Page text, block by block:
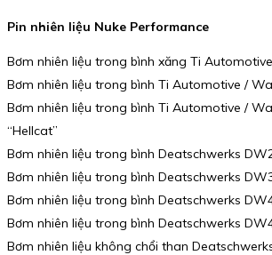
Pin nhiên liệu Nuke Performance
Bơm nhiên liệu trong bình xăng Ti
Bơm nhiên liệu trong bình Ti Automotive /
Bơm nhiên liệu trong bình Ti Automotive /
“Hellcat”
Bơm nhiên liệu trong bình Deatschwerks
Bơm nhiên liệu trong bình Deatschwerks
Bơm nhiên liệu trong bình Deatschwerks
Bơm nhiên liệu trong bình Deatschwerks
Bơm nhiên liệu không chổi than